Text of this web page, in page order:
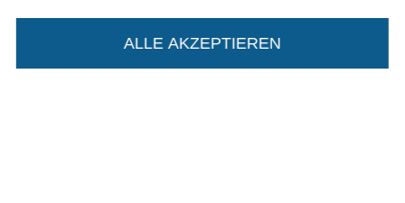
Finde mehr Inspiration
ALLE AKZEPTIEREN